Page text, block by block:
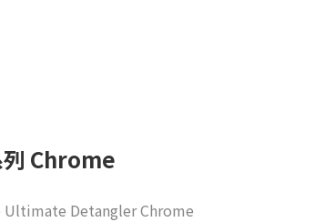
Chrome
Ultimate Detangler Chrome